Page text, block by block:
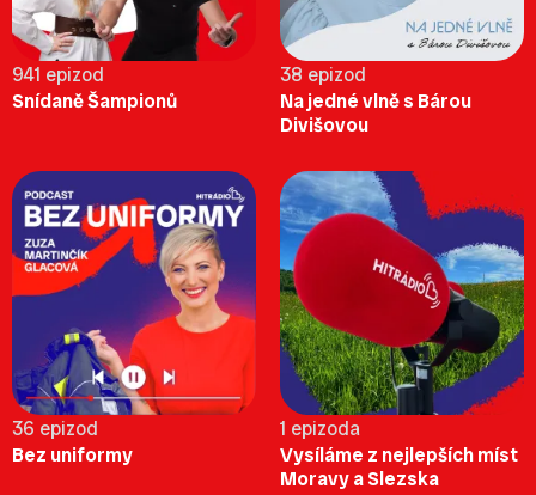
941 epizod
Snídaně Šampionů
38 epizod
Na jedné vlně s Bárou
Divišovou
36 epizod
Bez uniformy
1 epizoda
Vysíláme z nejlepších míst
Moravy a Slezska